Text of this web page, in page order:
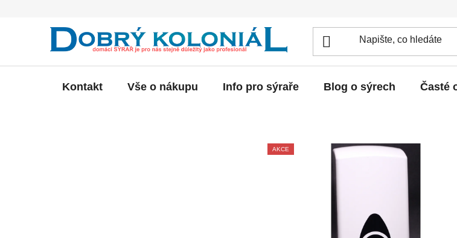
Kontakt Vše o nákupu Info pro sýraře Blog o sýrech Časté
AKCE